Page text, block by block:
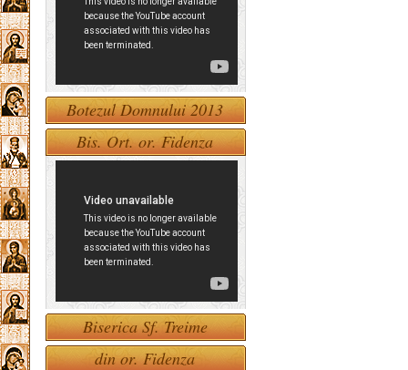
Botezul Domnului 2013
Bis. Ort. or. Fidenza
Biserica Sf. Treime
din or. Fidenza